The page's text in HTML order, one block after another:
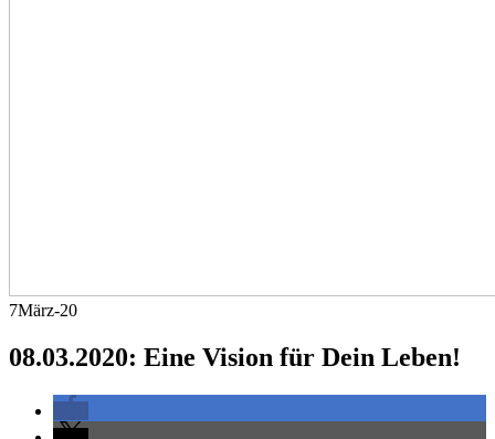
7März-20
08.03.2020: Eine Vision für Dein Leben!